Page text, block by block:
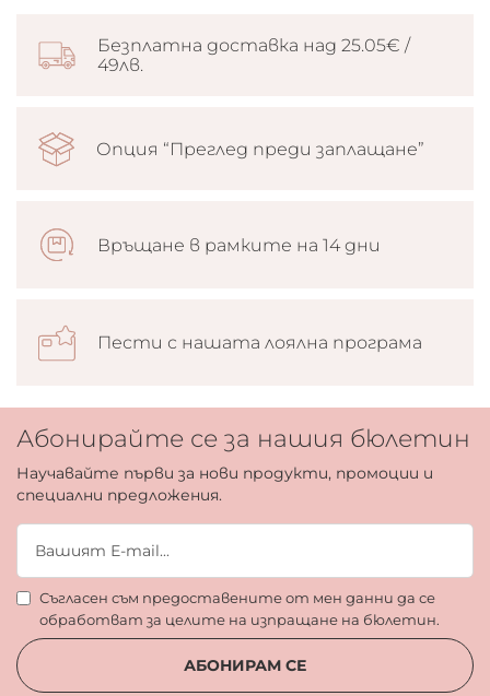
Безплатна доставка над 25.05€ /
49лв.
Опция “Преглед преди заплащане”
Връщане в рамките на 14 дни
Пести с нашата лоялна програма
Абонирайте се за нашия бюлетин
Научавайте първи за нови продукти, промоции и
специални предложения.
Съгласен съм предоставените от мен данни да се
обработват за целите на изпращане на бюлетин.
АБОНИРАМ СЕ